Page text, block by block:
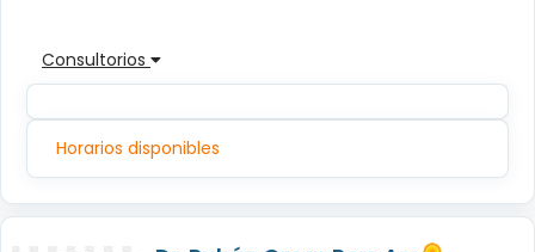
Consultorios
Horarios disponibles